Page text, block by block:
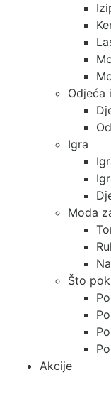
Odjeća
Igra
Moda
Što
Akcije